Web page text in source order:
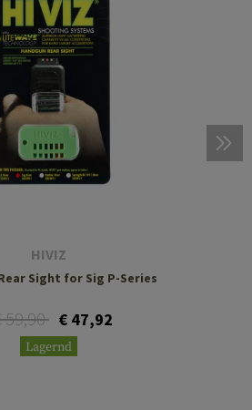
HIVIZ
Sight for Sig P-Series
59,90 € 47,92
Lagernd